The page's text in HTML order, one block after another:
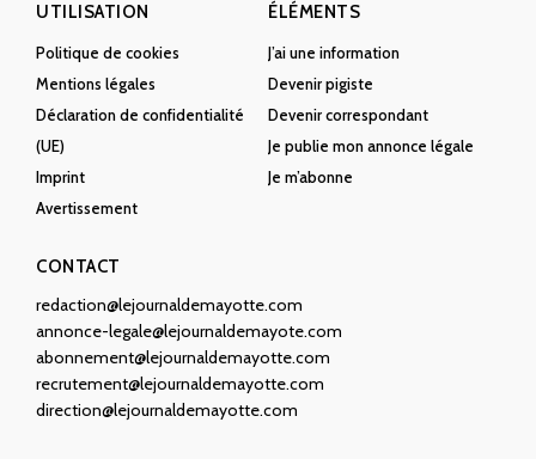
UTILISATION
Politique de cookies
Mentions légales
Déclaration de confidentialité
(UE)
Imprint
Avertissement
ÉLÉMENTS
J’ai une information
Devenir pigiste
Devenir correspondant
Je publie mon annonce légale
Je m’abonne
CONTACT
redaction@lejournaldemayotte.com
annonce-legale@lejournaldemayote.com
abonnement@lejournaldemayotte.com
recrutement@lejournaldemayotte.com
direction@lejournaldemayotte.com